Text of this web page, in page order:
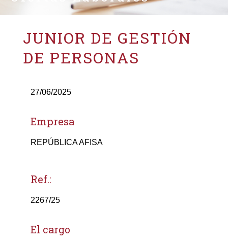
JUNIOR DE GESTIÓN
DE PERSONAS
27/06/2025
Empresa
REPÚBLICA AFISA
Ref.:
2267/25
El cargo